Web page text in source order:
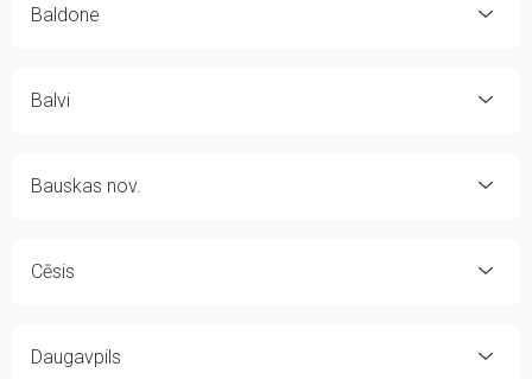
Baldone
Balvi
Bauskas nov.
Cēsis
Daugavpils